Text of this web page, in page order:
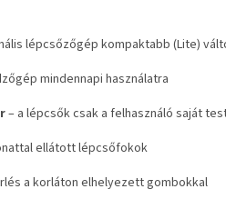
lépcsőzőgép kompaktabb (Lite)
mindennapi használatra
– a lépcsők csak a felhasználó saját
ellátott lépcsőfokok
a korláton elhelyezett gombokkal